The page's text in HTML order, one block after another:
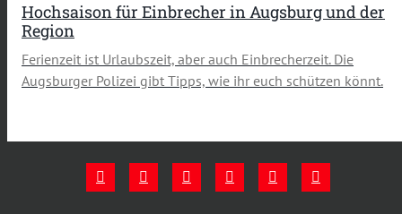
Hochsaison für Einbrecher in Augsburg und der
Region
Ferienzeit ist Urlaubszeit, aber auch Einbrecherzeit. Die
Augsburger Polizei gibt Tipps, wie ihr euch schützen könnt.